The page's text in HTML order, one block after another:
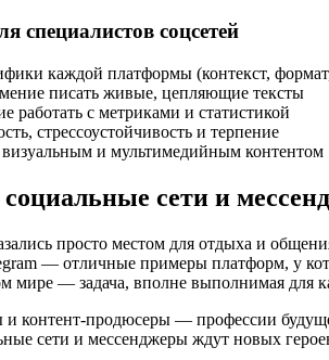
специалистов соцсетей
каждой платформы (контекст,
писать живые, цепляющие тексты
работать с метриками и статистикой
стрессоустойчивость и терпение
и мультимедийным контентом
сети и
просто местом для отдыха и
— отличные примеры платформ, у
мире — задача, вполне выполнимая для
контент-продюсеры — профессии
сети и мессенджеры ждут новых